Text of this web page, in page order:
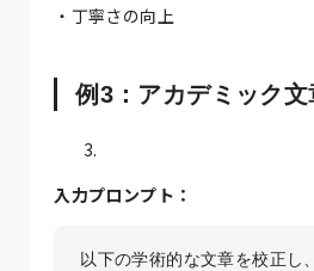
・丁寧さの向上
例3：アカデミック
入力プロンプト：
以下の学術的な文章を校正し